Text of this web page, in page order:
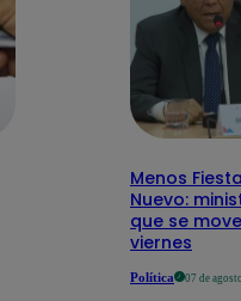
Menos
Nuevo:
que se
viernes
Política 07 de